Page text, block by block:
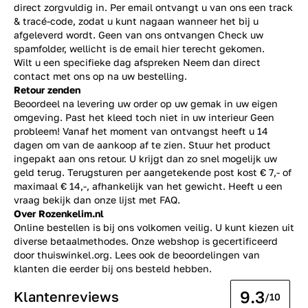
direct zorgvuldig in. Per email ontvangt u van ons een track
& tracé-code, zodat u kunt nagaan wanneer het bij u
afgeleverd wordt. Geen van ons ontvangen Check uw
spamfolder, wellicht is de email hier terecht gekomen.
Wilt u een specifieke dag afspreken Neem dan direct
contact met ons op na uw bestelling.
Retour zenden
Beoordeel na levering uw order op uw gemak in uw eigen
omgeving. Past het kleed toch niet in uw interieur Geen
probleem! Vanaf het moment van ontvangst heeft u 14
dagen om van de aankoop af te zien. Stuur het product
ingepakt aan ons retour. U krijgt dan zo snel mogelijk uw
geld terug. Terugsturen per aangetekende post kost € 7,- of
maximaal € 14,-, afhankelijk van het gewicht. Heeft u een
vraag bekijk dan onze lijst met FAQ.
Over Rozenkelim.nl
Online bestellen is bij ons volkomen veilig. U kunt kiezen uit
diverse betaalmethodes. Onze webshop is gecertificeerd
door thuiswinkel.org. Lees ook de beoordelingen van
klanten die eerder bij ons besteld hebben.
Klantenreviews 9.3/10